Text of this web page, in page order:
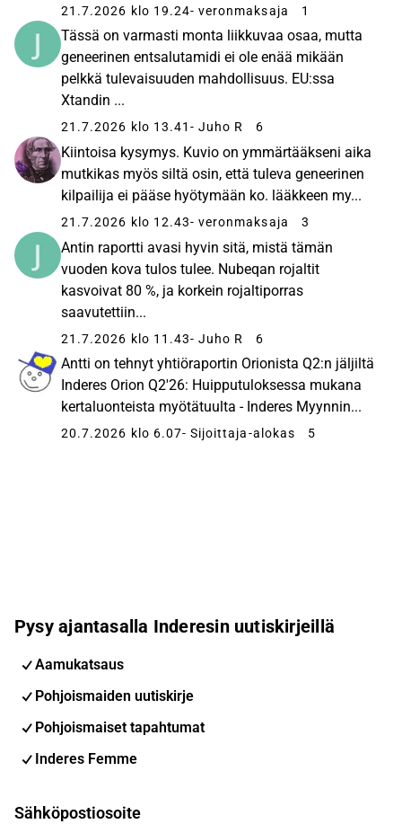
21.7.2026 klo 19.24- veronmaksaja 1
Tässä on varmasti monta liikkuvaa osaa, mutta
geneerinen entsalutamidi ei ole enää mikään
pelkkä tulevaisuuden mahdollisuus. EU:ssa
Xtandin ...
21.7.2026 klo 13.41 - Juho R 6
Kiintoisa kysymys. Kuvio on ymmärtääkseni aika
mutkikas myös siltä osin, että tuleva geneerinen
kilpailija ei pääse hyötymään ko. lääkkeen my...
21.7.2026 klo 12.43- veronmaksaja 3
Antin raportti avasi hyvin sitä, mistä tämän
vuoden kova tulos tulee. Nubeqan rojaltit
kasvoivat 80 %, ja korkein rojaltiporras
saavutettiin...
21.7.2026 klo 11.43- Juho R 6
Antti on tehnyt yhtiöraportin Orionista Q2:n jäljiltä
Inderes Orion Q2'26: Huipputuloksessa mukana
kertaluonteista myötätuulta - Inderes Myynnin...
20.7.2026 klo 6.07- Sijoittaja-alokas 5
Pysy ajantasalla Inderesin uutiskirjeillä
Aamukatsaus
Pohjoismaiden uutiskirje
Pohjoismaiset tapahtumat
Inderes Femme
Sähköpostiosoite